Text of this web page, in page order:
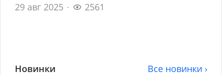
29 авг 2025
2561
Новинки Все новинки ›